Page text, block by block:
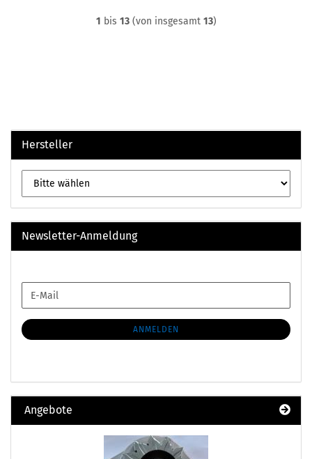
1 bis 13(von insgesamt 13)
Hersteller
Newsletter-Anmeldung
ZUR
ANMELDUNG
E-
Mail
ANMELDEN
Angebote